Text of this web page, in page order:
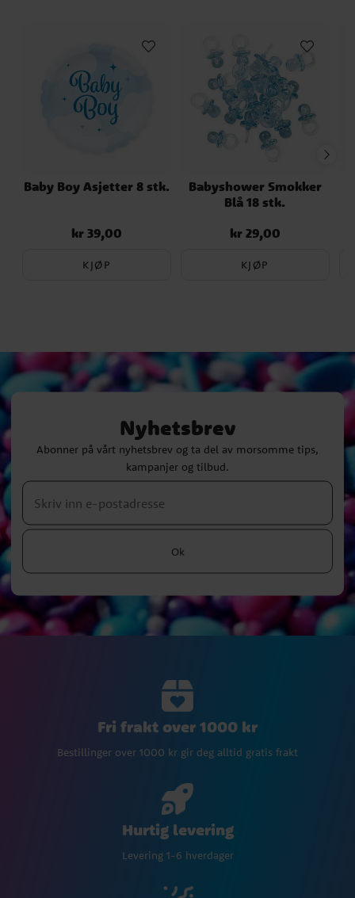
Baby Boy Asjetter 8 stk.
Pris:kr 39,00
kr 39,00
KJØP
Babyshower Smokker
Blå 18 stk.
Pris:kr 29,00
kr 29,00
KJØP
Nyhetsbrev
Abonner på vårt nyhetsbrev og ta del av morsomme tips,
kampanjer og tilbud.
Ok
Fri frakt over 1000 kr
Bestillinger over 1000 kr gir deg alltid gratis frakt
Hurtig levering
Levering 1-6 hverdager